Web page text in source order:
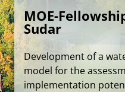
MOE-
Sudar
Development of a
model for the
implementation